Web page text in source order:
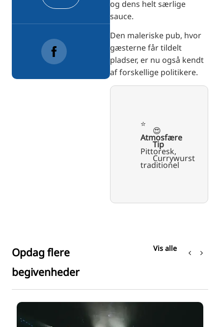
og dens helt særlige
sauce.
Den maleriske pub, hvor
gæsterne får tildelt
pladser, er nu også kendt
af forskellige politikere.
⭐️
Atmosfære
Pittoresk,
traditionel
😍
Tip
Currywurst
Opdag flere
begivenheder
Vis alle